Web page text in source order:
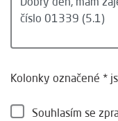
Kolonky označené *
Souhlasím se